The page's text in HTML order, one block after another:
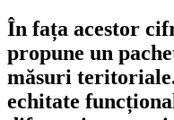
În fața acestor
propune un
măsuri
echitate